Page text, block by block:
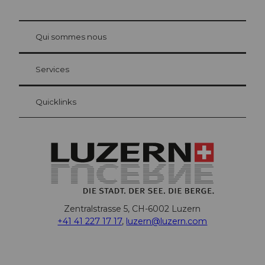
Carte d’hôte Lucerne
Vos avantages en tant qu'hôte pour la nuit
at Bre
Qui sommes nous
Services
Quicklinks
Zentralstrasse 5, CH-6002 Luzern
+41 41 227 17 17, luzern@luzern.com